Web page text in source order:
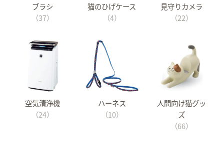
ブラシ
（37）
猫のひげケース
（4）
見守りカメラ
（22）
空気清浄機
（24）
ハーネス
（10）
人間向け猫グッ
ズ
（66）